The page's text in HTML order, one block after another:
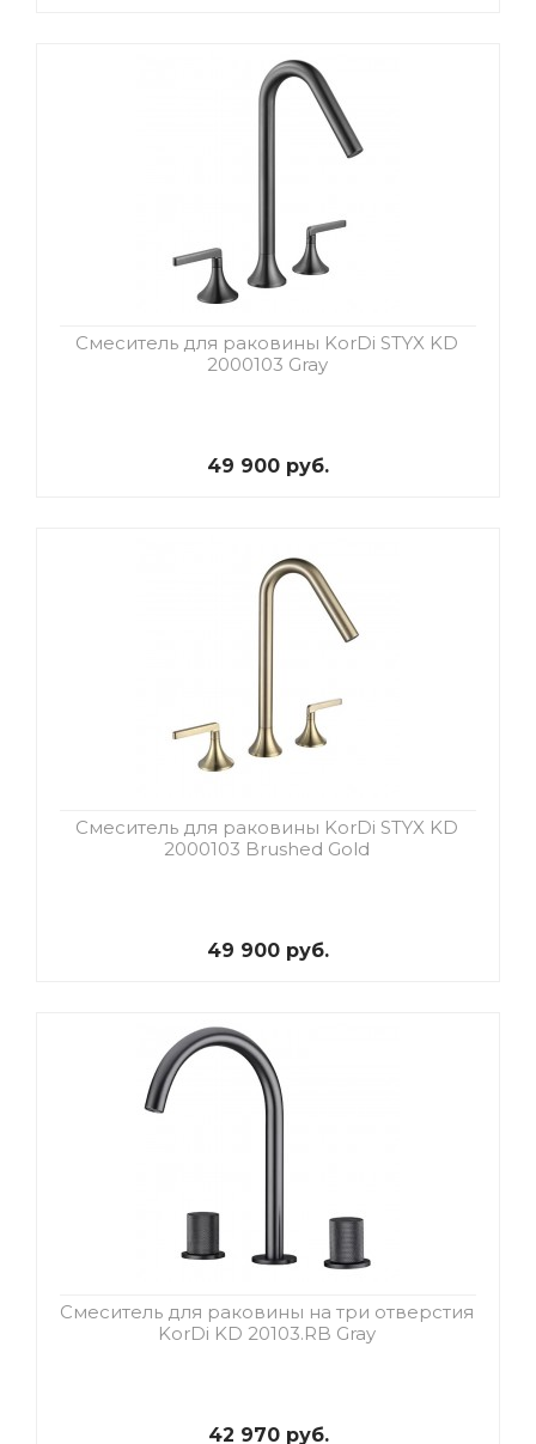
Смеситель для раковины KorDi STYX KD
2000103 Gray
49 900 руб.
Смеситель для раковины KorDi STYX KD
2000103 Brushed Gold
49 900 руб.
Смеситель для раковины на три отверстия
KorDi KD 20103.RB Gray
42 970 руб.